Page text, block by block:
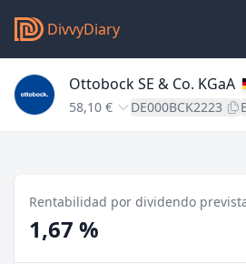
DivvyDiary
Ottobock SE & Co. KGaA
58,10 € DE000BCK2223
Rentabilidad por dividendo
1,67 %